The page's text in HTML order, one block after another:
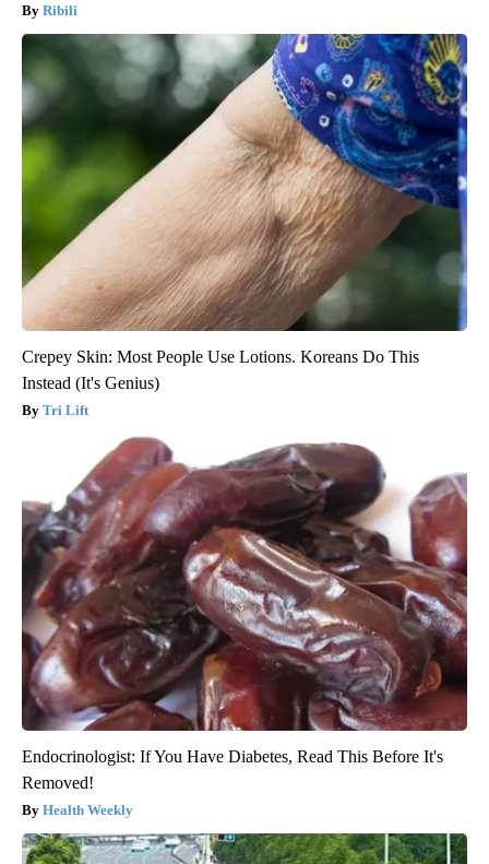
Ribili
Crepey Skin: Most People Use Lotions. Koreans Do This
Instead (It's Genius)
Tri Lift
Endocrinologist: If You Have Diabetes, Read This Before It's
Removed!
Health Weekly